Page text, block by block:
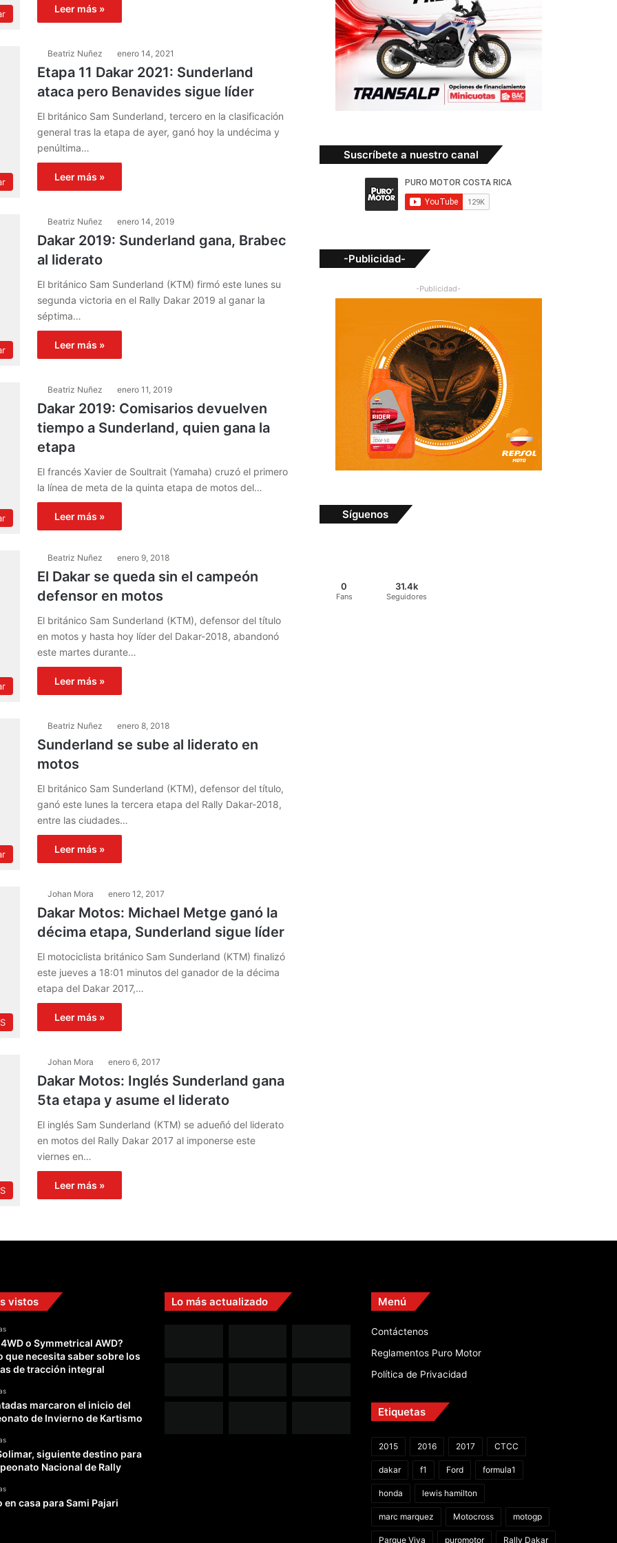
Leer más »
Beatriz Nuñez enero 14, 2021
Etapa 11 Dakar 2021: Sunderland
ataca pero Benavides sigue líder
El británico Sam Sunderland, tercero en la clasificación
general tras la etapa de ayer, ganó hoy la undécima y
penúltima…
Leer más »
Beatriz Nuñez enero 14, 2019
Dakar 2019: Sunderland gana, Brabec
al liderato
El británico Sam Sunderland (KTM) firmó este lunes su
segunda victoria en el Rally Dakar 2019 al ganar la
séptima…
Leer más »
Beatriz Nuñez enero 11, 2019
Dakar 2019: Comisarios devuelven
tiempo a Sunderland, quien gana la
etapa
El francés Xavier de Soultrait (Yamaha) cruzó el primero
la línea de meta de la quinta etapa de motos del…
Leer más »
Beatriz Nuñez enero 9, 2018
El Dakar se queda sin el campeón
defensor en motos
El británico Sam Sunderland (KTM), defensor del título
en motos y hasta hoy líder del Dakar-2018, abandonó
este martes durante…
Leer más »
Beatriz Nuñez enero 8, 2018
Sunderland se sube al liderato en
motos
El británico Sam Sunderland (KTM), defensor del título,
ganó este lunes la tercera etapa del Rally Dakar-2018,
entre las ciudades…
Leer más »
Johan Mora enero 12, 2017
Dakar Motos: Michael Metge ganó la
décima etapa, Sunderland sigue líder
El motociclista británico Sam Sunderland (KTM) finalizó
este jueves a 18:01 minutos del ganador de la décima
etapa del Dakar 2017,…
Leer más »
Johan Mora enero 6, 2017
Dakar Motos: Inglés Sunderland gana
5ta etapa y asume el liderato
El inglés Sam Sunderland (KTM) se adueñó del liderato
en motos del Rally Dakar 2017 al imponerse este
viernes en…
Leer más »
Suscríbete a nuestro canal
-Publicidad-
-Publicidad-
Síguenos
0
Fans
31.4k
Seguidores
vistos
4WD o Symmetrical AWD?
que necesita saber sobre los
de tracción integral
marcaron el inicio del
de Invierno de Kartismo
siguiente destino para
Nacional de Rally
en casa para Sami Pajari
Lo más actualizado Menú
Contáctenos
Reglamentos Puro Motor
Política de Privacidad
Etiquetas
2015 2016 2017 CTCC
dakar f1 Ford formula1
honda lewis hamilton
marc marquez Motocross motogp
Parque Viva puromotor Rally Dakar